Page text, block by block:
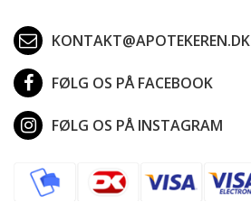
KONTAKT@APOTEKEREN.DK
FØLG OS PÅ FACEBOOK
FØLG OS PÅ INSTAGRAM